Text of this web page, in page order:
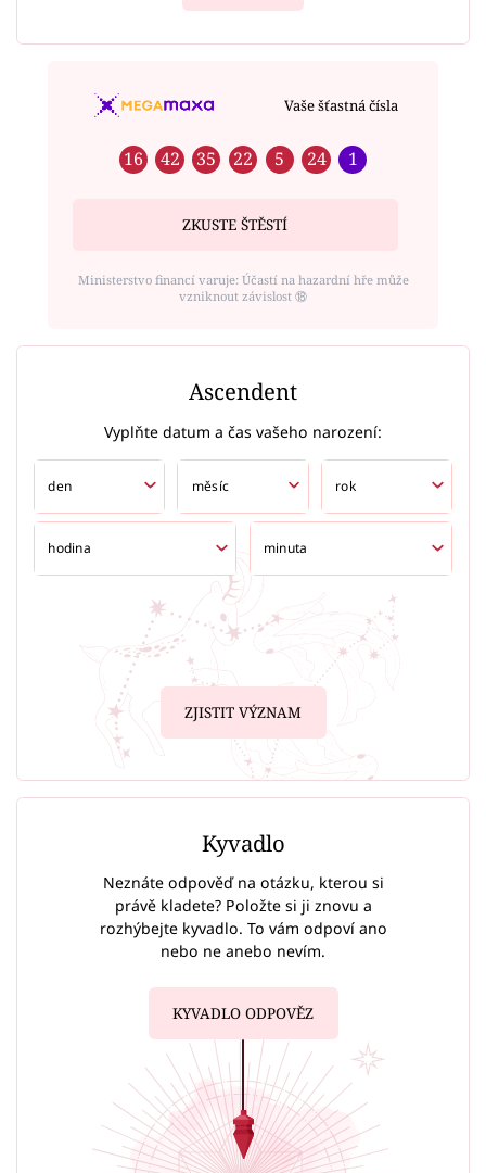
Vaše šťastná čísla
16 42 35 22 5 24 1
ZKUSTE ŠTĚSTÍ
Ministerstvo financí varuje: Účastí na hazardní hře může
vzniknout závislost ⑱
Ascendent
Vyplňte datum a čas vašeho narození:
ZJISTIT VÝZNAM
Kyvadlo
Neznáte odpověď na otázku, kterou si
právě kladete? Položte si ji znovu a
rozhýbejte kyvadlo. To vám odpoví ano
nebo ne anebo nevím.
KYVADLO ODPOVĚZ